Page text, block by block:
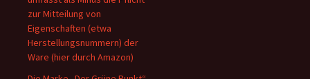
zur Mitteilung von
Eigenschaften (etwa
Herstellungsnummern) der
Ware (hier durch Amazon)